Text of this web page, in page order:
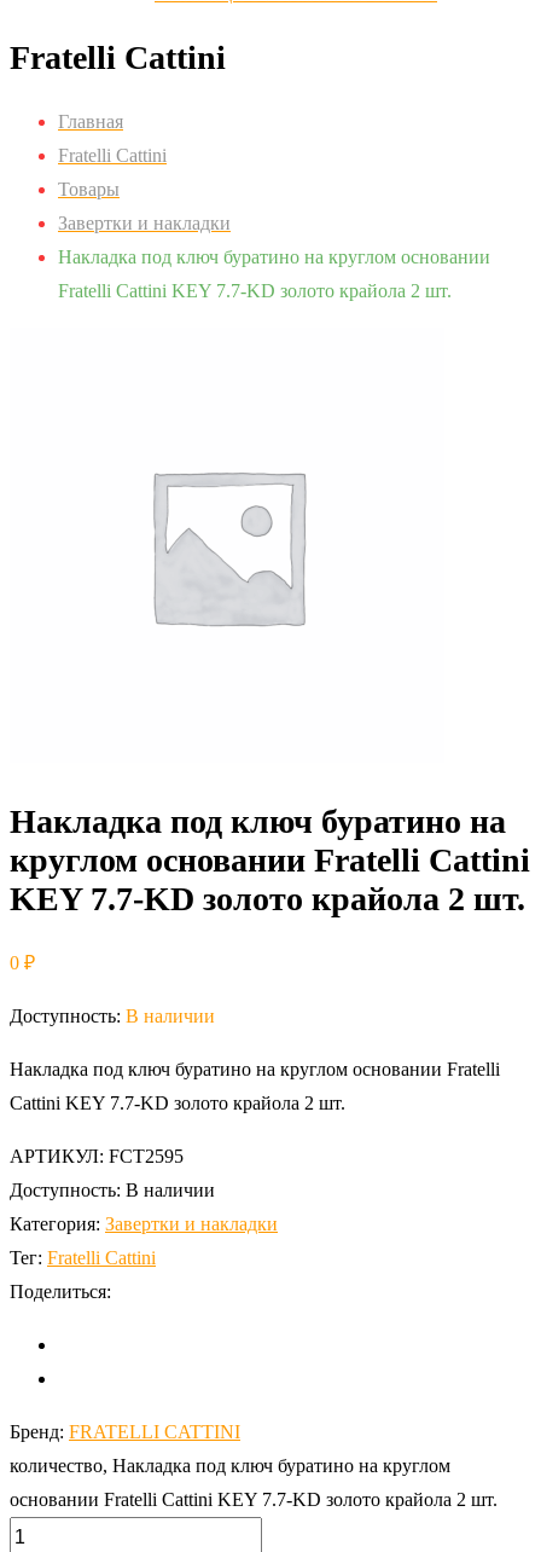
Fratelli Cattini
Главная
Fratelli Cattini
Товары
Завертки и накладки
Накладка под ключ буратино на круглом основании
Fratelli Cattini KEY 7.7-KD золото крайола 2 шт.
Накладка под ключ буратино на
круглом основании Fratelli Cattini
KEY 7.7-KD золото крайола 2 шт.
0 ₽
Доступность: В наличии
Накладка под ключ буратино на круглом основании Fratelli
Cattini KEY 7.7-KD золото крайола 2 шт.
АРТИКУЛ: FCT2595
Доступность: В наличии
Категория: Завертки и накладки
Тег: Fratelli Cattini
Поделиться:
Бренд: FRATELLI CATTINI
количество, Накладка под ключ буратино на круглом
основании Fratelli Cattini KEY 7.7-KD золото крайола 2 шт.